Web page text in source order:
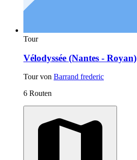
Tour
Vélodyssée (Nantes - Royan)
Tour von Barrand frederic
6 Routen